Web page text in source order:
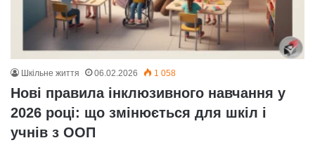
Шкільне життя 06.02.2026 1 058
Нові правила інклюзивного навчання у
2026 році: що змінюється для шкіл і
учнів з ООП